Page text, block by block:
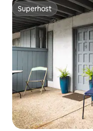
Superhost
Superhost